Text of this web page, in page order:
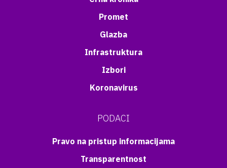
Promet
Glazba
Infrastruktura
Izbori
Koronavirus
PODACI
Pravo na pristup informacijama
Transparentnost